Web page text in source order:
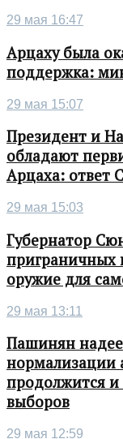
29 мая 16:47
Арцаху была
поддержка:
29 мая 15:07
Президент и
обладают
Арцаха: ответ
29 мая 15:03
Губернатор
приграничных
оружие для
29 мая 13:11
Пашинян
нормализации
продолжится
выборов
29 мая 12:59